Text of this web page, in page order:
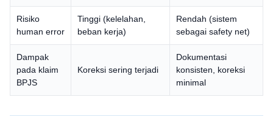
Risiko
human error
Tinggi (kelelahan,
beban kerja)
Rendah (sistem
sebagai safety net)
Dampak
pada klaim
BPJS
Koreksi sering terjadi
Dokumentasi
konsisten, koreksi
minimal